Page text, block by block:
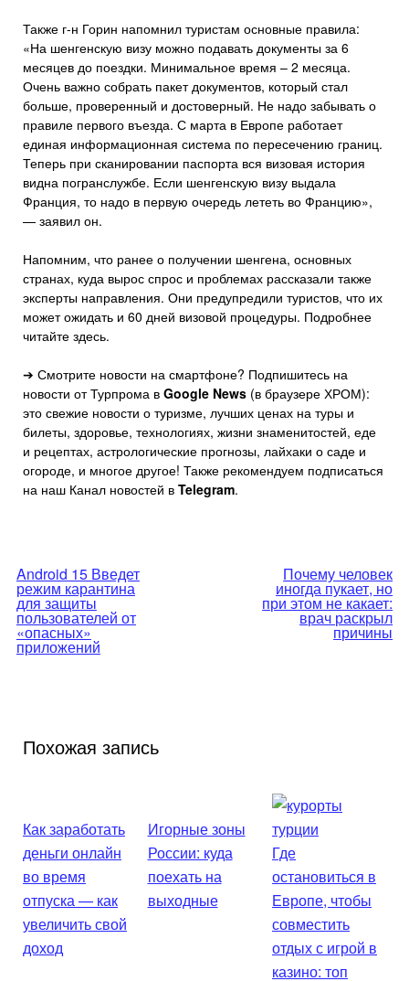
Также г-н Горин напомнил туристам основные правила:
«На шенгенскую визу можно подавать документы за 6
месяцев до поездки. Минимальное время – 2 месяца.
Очень важно собрать пакет документов, который стал
больше, проверенный и достоверный. Не надо забывать о
правиле первого въезда. С марта в Европе работает
единая информационная система по пересечению границ.
Теперь при сканировании паспорта вся визовая история
видна погранслужбе. Если шенгенскую визу выдала
Франция, то надо в первую очередь лететь во Францию»,
— заявил он.
Напомним, что ранее о получении шенгена, основных
странах, куда вырос спрос и проблемах рассказали также
эксперты направления. Они предупредили туристов, что их
может ожидать и 60 дней визовой процедуры. Подробнее
читайте здесь.
➔ Смотрите новости на смартфоне? Подпишитесь на
новости от Турпрома в Google News (в браузере ХРОМ):
это свежие новости о туризме, лучших ценах на туры и
билеты, здоровье, технологиях, жизни знаменитостей, еде
и рецептах, астрологические прогнозы, лайхаки о саде и
огороде, и многое другое! Также рекомендуем подписаться
на наш Канал новостей в Telegram.
Навигация
по
записям
Android 15 Введет
режим карантина
для защиты
пользователей от
«опасных»
приложений
Почему человек
иногда пукает, но
при этом не какает:
врач раскрыл
причины
Похожая запись
Как заработать
деньги онлайн
во время
отпуска — как
увеличить свой
доход
Игорные зоны
России: куда
поехать на
выходные
Где
остановиться в
Европе, чтобы
совместить
отдых с игрой в
казино: топ